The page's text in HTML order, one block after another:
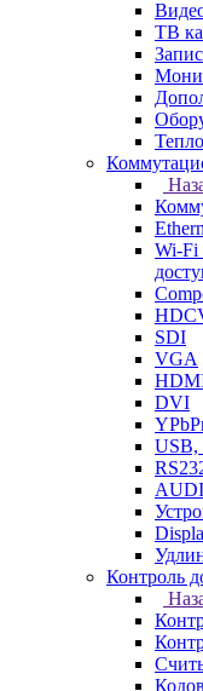
ТВ
Wi-Fi
SDI
VGA
DVI
USB,
Контроль